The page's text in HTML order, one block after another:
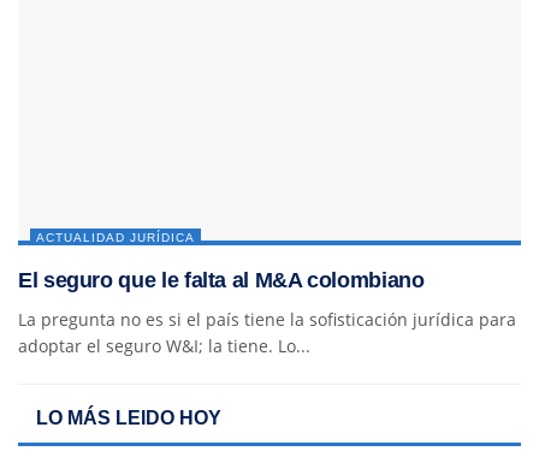
ACTUALIDAD JURÍDICA
El seguro que le falta al M&A colombiano
La pregunta no es si el país tiene la sofisticación jurídica para
adoptar el seguro W&I; la tiene. Lo...
LO MÁS LEIDO HOY